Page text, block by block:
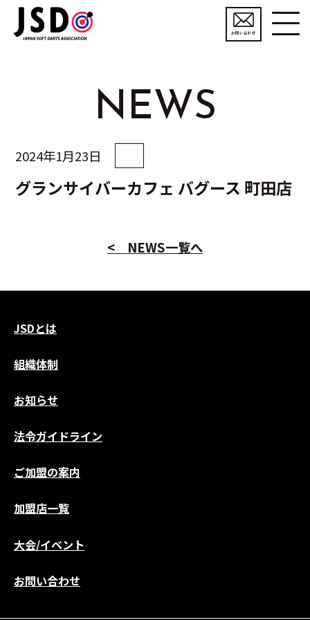
お問い合わせ
NEWS
2024年1月23日
グランサイバーカフェ バグース 町田店
< NEWS一覧へ
JSDとは
組織体制
お知らせ
法令ガイドライン
ご加盟の案内
加盟店一覧
大会/イベント
お問い合わせ